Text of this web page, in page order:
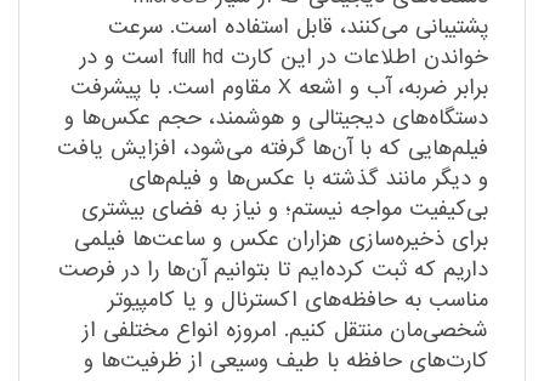
پشتیبانی می‌کنند، قابل استفاده است. سرعت
خواندن اطلاعات در این کارت full hd است و در
برابر ضربه، آب و اشعه X مقاوم است. با پیشرفت
دستگاه‌های دیجیتالی و هوشمند، حجم عکس‌ها و
فیلم‌هایی که با آن‌ها گرفته می‌شود، افزایش یافت
و دیگر مانند گذشته با عکس‌ها و فیلم‌های
بی‌کیفیت مواجه نیستم؛ و نیاز به فضای بیشتری
برای ذخیره‌سازی هزاران عکس و ساعت‌ها فیلمی
داریم که ثبت کرده‌ایم تا بتوانیم آن‌ها را در فرصت
مناسب به حافظه‌های اکسترنال و یا کامپیوتر
شخصی‌مان منتقل کنیم. امروزه انواع مختلفی از
کارت‌های حافظه با طیف وسیعی از ظرفیت‌ها و